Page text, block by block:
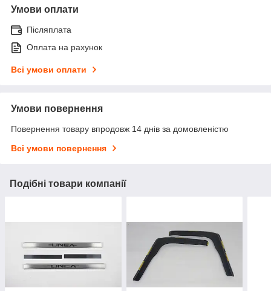
Умови оплати
Післяплата
Оплата на рахунок
Всі умови оплати
Умови повернення
Повернення товару впродовж 14 днів за домовленістю
Всі умови повернення
Подібні товари компанії